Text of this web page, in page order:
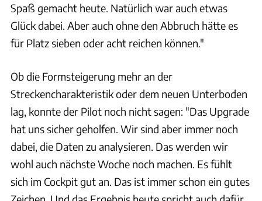
Spaß gemacht heute. Natürlich war auch etwas
Glück dabei. Aber auch ohne den Abbruch hätte es
für Platz sieben oder acht reichen können."
Ob die Formsteigerung mehr an der
Streckencharakteristik oder dem neuen Unterboden
lag, konnte der Pilot noch nicht sagen: "Das Upgrade
hat uns sicher geholfen. Wir sind aber immer noch
dabei, die Daten zu analysieren. Das werden wir
wohl auch nächste Woche noch machen. Es fühlt
sich im Cockpit gut an. Das ist immer schon ein gutes